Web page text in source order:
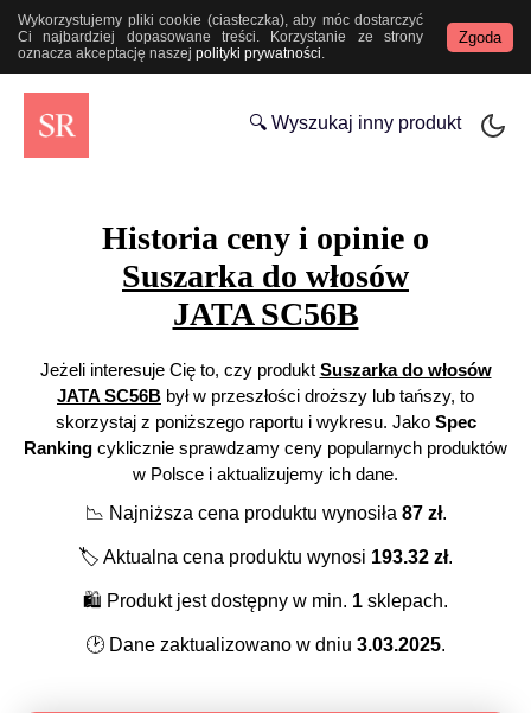
Wykorzystujemy pliki cookie (ciasteczka), aby móc dostarczyć
Ci najbardziej dopasowane treści. Korzystanie ze strony
oznacza akceptację naszej polityki prywatności.
Zgoda
🔍 Wyszukaj inny produkt
Historia ceny i opinie o
Suszarka do włosów
JATA SC56B
Jeżeli interesuje Cię to, czy produkt Suszarka do włosów
JATA SC56B był w przeszłości droższy lub tańszy, to
skorzystaj z poniższego raportu i wykresu. Jako Spec
Ranking cyklicznie sprawdzamy ceny popularnych produktów
w Polsce i aktualizujemy ich dane.
📉 Najniższa cena produktu wynosiła 87zł.
🏷️ Aktualna cena produktu wynosi 193.32 zł.
🛍️ Produkt jest dostępny w min. 1 sklepach.
🕑 Dane zaktualizowano w dniu 3.03.2025.